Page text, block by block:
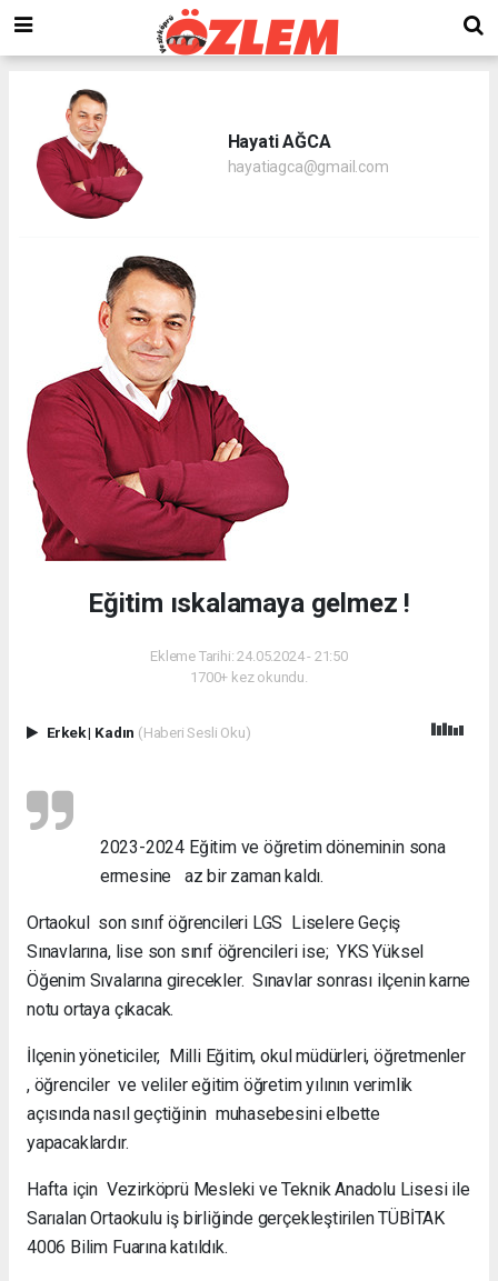
Hayati AĞCA
hayatiagca@gmail.com
Eğitim ıskalamaya gelmez !
Ekleme Tarihi: 24.05.2024 - 21:50
1700+ kez okundu.
Erkek| Kadın (Haberi Sesli Oku)
2023-2024 Eğitim ve öğretim döneminin sona
ermesine az bir zaman kaldı.
Ortaokul son sınıf öğrencileri LGS Liselere Geçiş
Sınavlarına, lise son sınıf öğrencileri ise; YKS Yüksel
Öğenim Sıvalarına girecekler. Sınavlar sonrası ilçenin karne
notu ortaya çıkacak.
İlçenin yöneticiler, Milli Eğitim, okul müdürleri, öğretmenler
, öğrenciler ve veliler eğitim öğretim yılının verimlik
açısında nasıl geçtiğinin muhasebesini elbette
yapacaklardır.
Hafta için Vezirköprü Mesleki ve Teknik Anadolu Lisesi ile
Sarıalan Ortaokulu iş birliğinde gerçekleştirilen TÜBİTAK
4006 Bilim Fuarına katıldık.